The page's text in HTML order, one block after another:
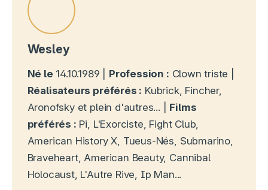
Wesley
Né le 14.10.1989 | Profession : Clown triste |
Réalisateurs préférés : Kubrick, Fincher,
Aronofsky et plein d'autres... | Films
préférés : Pi, L'Exorciste, Fight Club,
American History X, Tueus-Nés, Submarino,
Braveheart, American Beauty, Cannibal
Holocaust, L'Autre Rive, Ip Man...